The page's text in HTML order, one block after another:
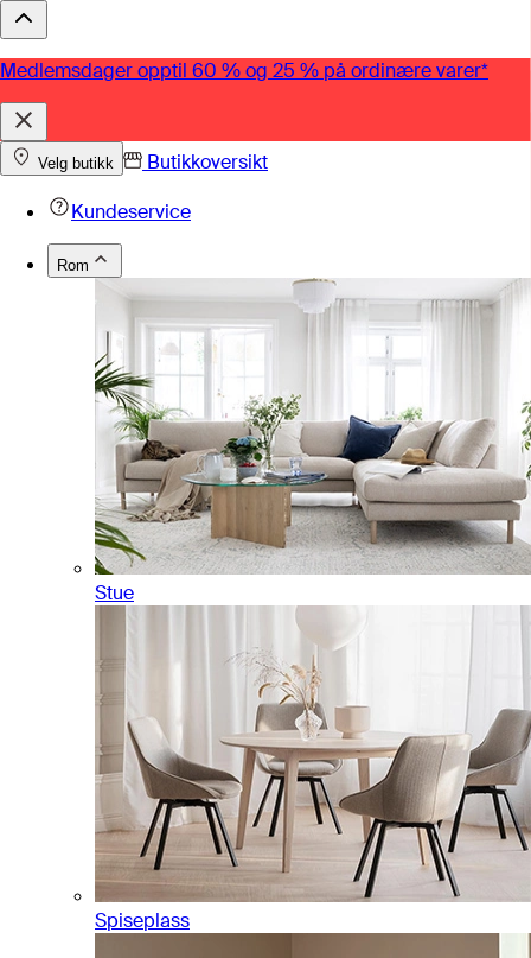
Medlemsdager opptil 60 % og 25 % på ordinære varer*
Velg butikk
Butikkoversikt
Kundeservice
Rom
Stue
Spiseplass